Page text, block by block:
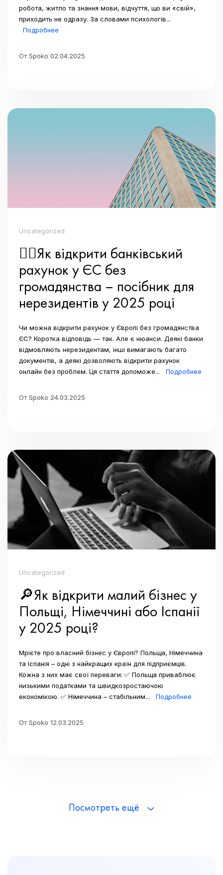
робота, житло та знання мови, відчуття, що ви «свій»,
приходить не одразу. За словами психологів...
Подробнее
От Spoko 02.04.2025
Uncategorized
👉🏼Як відкрити банківський
рахунок у ЄС без
громадянства – посібник для
нерезидентів у 2025 році
Чи можна відкрити рахунок у Європі без громадянства
ЄС? Коротка відповідь — так. Але є нюанси. Деякі банки
відмовляють нерезидентам, інші вимагають багато
документів, а деякі дозволяють відкрити рахунок
онлайн без проблем. Ця стаття допоможе...
Подробнее
От Spoko 24.03.2025
Uncategorized
🔎Як відкрити малий бізнес у
Польщі, Німеччині або Іспанії
у 2025 році?
Мрієте про власний бізнес у Європі? Польща, Німеччина
та Іспанія – одні з найкращих країн для підприємців.
Кожна з них має свої переваги: ✅ Польща приваблює
низькими податками та швидкозростаючою
економікою. ✅ Німеччина – стабільним...
Подробнее
От Spoko 12.03.2025
Посмотреть ещё